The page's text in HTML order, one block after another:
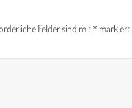
Felder sind mit* markiert.